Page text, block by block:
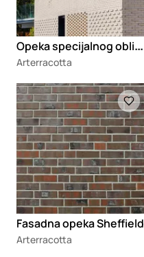
O
peka specijalnog oblika Traditional Brick
Arterracotta
Loading
Fasadna opeka Sheffield
Arterracotta